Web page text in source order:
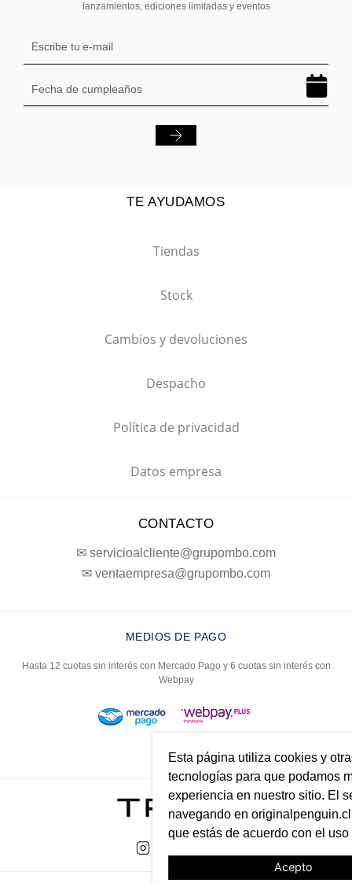
lanzamientos, ediciones limitadas y eventos
TE AYUDAMOS
Tiendas
Stock
Cambios y devoluciones
Despacho
Política de privacidad
Datos empresa
CONTACTO
✉ servicioalcliente@grupombo.com
✉ ventaempresa@grupombo.com
MEDIOS DE PAGO
Hasta 12 cuotas sin interés con Mercado Pago y 6 cuotas sin interés con
Webpay
Acepto
Esta página utiliza cookies y
tecnologías para que podamos
experiencia en nuestro sitio. El
navegando en
que estás de acuerdo con el